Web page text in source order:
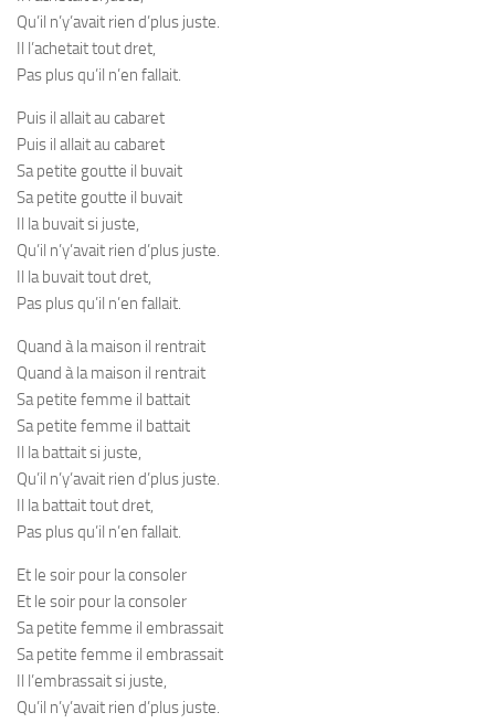
Qu’il n’y’avait rien d’plus juste.
Il l’achetait tout dret,
Pas plus qu’il n’en fallait.
Puis il allait au cabaret
Puis il allait au cabaret
Sa petite goutte il buvait
Sa petite goutte il buvait
Il la buvait si juste,
Qu’il n’y’avait rien d’plus juste.
Il la buvait tout dret,
Pas plus qu’il n’en fallait.
Quand à la maison il rentrait
Quand à la maison il rentrait
Sa petite femme il battait
Sa petite femme il battait
Il la battait si juste,
Qu’il n’y’avait rien d’plus juste.
Il la battait tout dret,
Pas plus qu’il n’en fallait.
Et le soir pour la consoler
Et le soir pour la consoler
Sa petite femme il embrassait
Sa petite femme il embrassait
Il l’embrassait si juste,
Qu’il n’y’avait rien d’plus juste.